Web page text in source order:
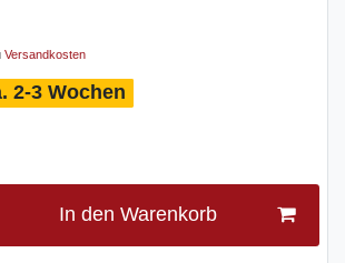
Versandkosten
2-3 Wochen
In den Warenkorb